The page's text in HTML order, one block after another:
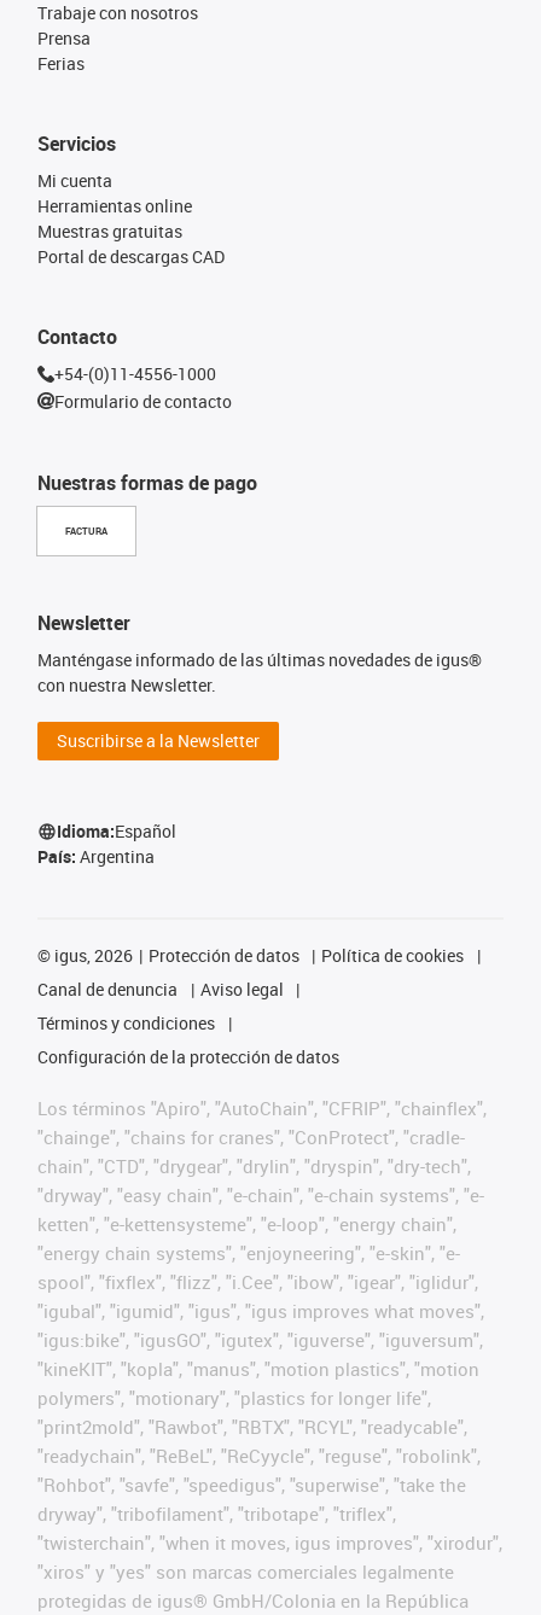
Trabaje con nosotros
Prensa
Ferias
Nuestras formas de pago
FACTURA
Servicios
Mi cuenta
Herramientas online
Muestras gratuitas
Portal de descargas CAD
Contacto
+54-(0)11-4556-1000
Formulario de contacto
Newsletter
Manténgase informado de las últimas novedades de igus®
con nuestra Newsletter.
Suscribirse a la Newsletter
Idioma:Español
País: Argentina
© igus, 2026 Protección de datos
Política de cookies
Canal de denuncia
Aviso legal
Términos y condiciones
Configuración de la protección de datos
Los términos "Apiro", "AutoChain", "CFRIP", "chainflex",
"chainge", "chains for cranes", "ConProtect", "cradle-
chain", "CTD", "drygear", "drylin", "dryspin", "dry-tech",
"dryway", "easy chain", "e-chain", "e-chain systems", "e-
ketten", "e-kettensysteme", "e-loop", "energy chain",
"energy chain systems", "enjoyneering", "e-skin", "e-
spool", "fixflex", "flizz", "i.Cee", "ibow", "igear", "iglidur",
"igubal", "igumid", "igus", "igus improves what moves",
"igus:bike", "igusGO", "igutex", "iguverse", "iguversum",
"kineKIT", "kopla", "manus", "motion plastics", "motion
polymers", "motionary", "plastics for longer life",
"print2mold", "Rawbot", "RBTX", "RCYL", "readycable",
"readychain", "ReBeL", "ReCyycle", "reguse", "robolink",
"Rohbot", "savfe", "speedigus", "superwise", "take the
dryway", "tribofilament", "tribotape", "triflex",
"twisterchain", "when it moves, igus improves", "xirodur",
"xiros" y "yes" son marcas comerciales legalmente
protegidas de igus® GmbH/Colonia en la República